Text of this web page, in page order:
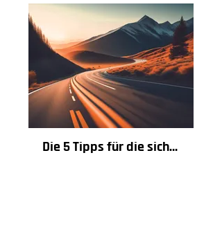
Die 5 Tipps für die sichere Kurvenfahrt